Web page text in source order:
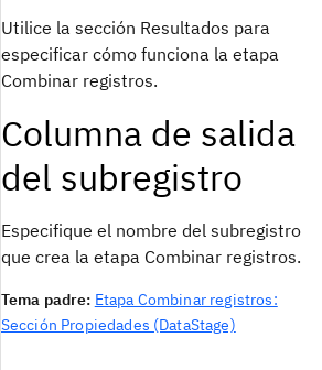
Utilice la sección Resultados para
especificar cómo funciona la etapa
Combinar registros.
Columna de salida
del subregistro
Especifique el nombre del subregistro
que crea la etapa Combinar registros.
Tema padre: Etapa Combinar registros:
Sección Propiedades (DataStage)